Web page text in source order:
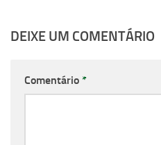
DEIXE UM COMENTÁRIO
Comentário *